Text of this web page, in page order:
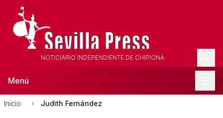
NOTICIARIO INDEPENDIENTE DE CHIPIONA
Menú
Inicio Judith Fernández